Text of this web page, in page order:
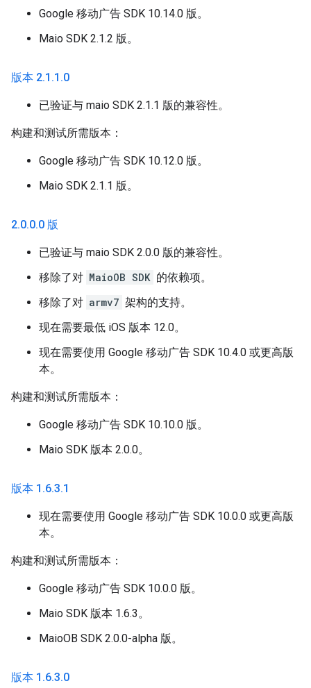
Google 移动广告 SDK 10.14.0 版。
Maio SDK 2.1.2 版。
版本 2.1 .1 .0
已验证与 maio SDK 2.1.1 版的兼容性。
构建和测试所需版本：
Google 移动广告 SDK 10.12.0 版。
Maio SDK 2.1.1 版。
2.0.0.0 版
已验证与 maio SDK 2.0.0 版的兼容性。
移除了对 MaioOB SDK 的依赖项。
移除了对 armv7 架构的支持。
现在需要最低 iOS 版本 12.0。
现在需要使用 Google 移动广告 SDK 10.4.0 或更高版
本。
构建和测试所需版本：
Google 移动广告 SDK 10.10.0 版。
Maio SDK 版本 2.0.0。
版本 1 .6.3.1
现在需要使用 Google 移动广告 SDK 10.0.0 或更高版
本。
构建和测试所需版本：
Google 移动广告 SDK 10.0.0 版。
Maio SDK 版本 1.6.3。
MaioOB SDK 2.0.0-alpha 版。
版本 1 .6.3.0